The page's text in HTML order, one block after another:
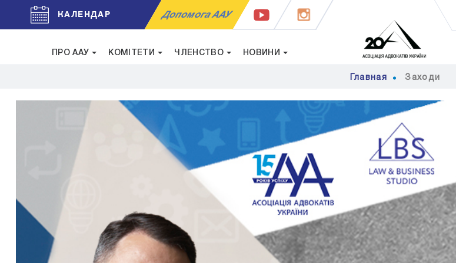
КАЛЕНДАР Допомога ААУ
ПРО ААУ КОМІТЕТИ ЧЛЕНСТВО НОВИНИ
Главная Заходи